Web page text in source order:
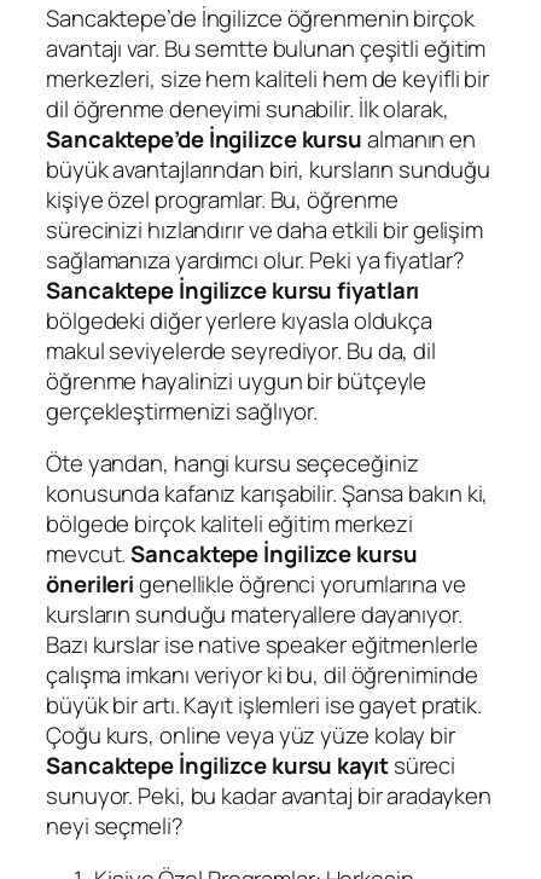
Sancaktepe’de İngilizce öğrenmenin birçok
avantajı var. Bu semtte bulunan çeşitli eğitim
merkezleri, size hem kaliteli hem de keyifli bir
dil öğrenme deneyimi sunabilir. İlk olarak,
Sancaktepe’de İngilizce kursualmanın en
büyük avantajlarından biri, kursların sunduğu
kişiye özel programlar. Bu, öğrenme
sürecinizi hızlandırır ve daha etkili bir gelişim
sağlamanıza yardımcı olur. Peki ya fiyatlar?
Sancaktepe İngilizce kursu fiyatları
bölgedeki diğer yerlere kıyasla oldukça
makul seviyelerde seyrediyor. Bu da, dil
öğrenme hayalinizi uygun bir bütçeyle
gerçekleştirmenizi sağlıyor.
Öte yandan, hangi kursu seçeceğiniz
konusunda kafanız karışabilir. Şansa bakın ki,
bölgede birçok kaliteli eğitim merkezi
mevcut.Sancaktepe İngilizce kursu
önerilerigenellikle öğrenci yorumlarına ve
kursların sunduğu materyallere dayanıyor.
Bazı kurslar ise native speaker eğitmenlerle
çalışma imkanı veriyor ki bu, dil öğreniminde
büyük bir artı. Kayıt işlemleri ise gayet pratik.
Çoğu kurs, online veya yüz yüze kolay bir
Sancaktepe İngilizce kursu kayıtsüreci
sunuyor. Peki, bu kadar avantaj bir aradayken
neyi seçmeli?